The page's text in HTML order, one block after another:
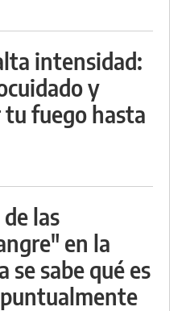
intensidad:
y
tu fuego hasta
las
en la
sabe qué es